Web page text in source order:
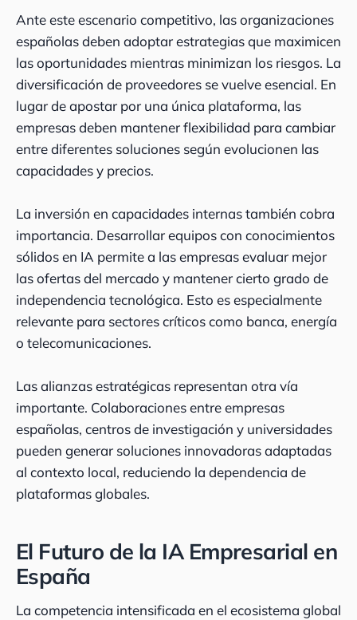
Ante este escenario competitivo, las organizaciones
españolas deben adoptar estrategias que maximicen
las oportunidades mientras minimizan los riesgos. La
diversificación de proveedores se vuelve esencial. En
lugar de apostar por una única plataforma, las
empresas deben mantener flexibilidad para cambiar
entre diferentes soluciones según evolucionen las
capacidades y precios.
La inversión en capacidades internas también cobra
importancia. Desarrollar equipos con conocimientos
sólidos en IA permite a las empresas evaluar mejor
las ofertas del mercado y mantener cierto grado de
independencia tecnológica. Esto es especialmente
relevante para sectores críticos como banca, energía
o telecomunicaciones.
Las alianzas estratégicas representan otra vía
importante. Colaboraciones entre empresas
españolas, centros de investigación y universidades
pueden generar soluciones innovadoras adaptadas
al contexto local, reduciendo la dependencia de
plataformas globales.
El Futuro de la IA Empresarial en
España
La competencia intensificada en el ecosistema global